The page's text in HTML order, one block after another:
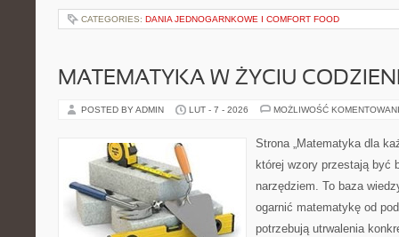
CATEGORIES: DANIA JEDNOGARNKOWE I COMFORT FOOD
MATEMATYKA W ŻYCIU
POSTED BY ADMIN LUT - 7 - 2026 MOŻLIWOŚĆ
Strona „Matematyka dla
której wzory przestają być
narzędziem. To baza
ogarnić matematykę od
potrzebują utrwalenia